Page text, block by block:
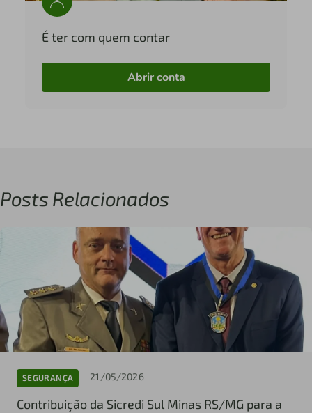
É ter com quem contar
Abrir conta
Posts Relacionados
SEGURANÇA 21/05/2026
Contribuição da Sicredi Sul Minas RS/MG para a